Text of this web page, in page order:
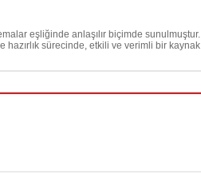
eşliğinde anlaşılır biçimde sunulmuştur.
hazırlık sürecinde, etkili ve verimli bir kaynak